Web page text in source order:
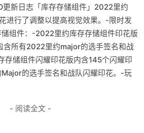
新日志「库存存储组件」2022里约
进行了调整以提高视觉效果。-限时发
组件：-2022里约库存存储组件印花版
含所有2022里约major的选手签名和战
存储组件闪耀印花版内含145个闪耀印
的选手签名和战队闪耀印花。-玩
- 阅读全文 -